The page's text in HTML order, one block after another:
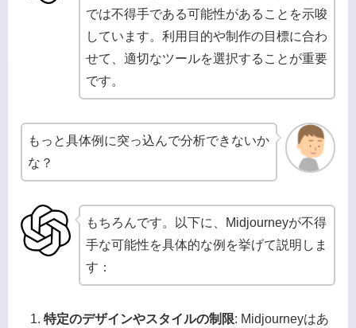
では不得手である可能性があることを示唆
しています。利用目的や制作の目標に合わ
せて、適切なツールを選択することが重要
です。
もっと具体例に突っ込んで分析できないか
な？
もちろんです。以下に、Midjourneyが不得
手な可能性を具体的な例を挙げて説明しま
す：
特定のデザインやスタイルの制限: Midjourneyはあ